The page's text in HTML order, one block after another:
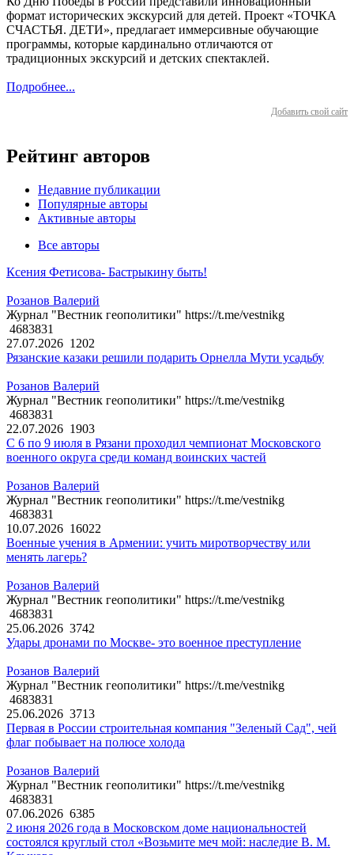
формат исторических экскурсий для детей. Проект «ТОЧКА
СЧАСТЬЯ. ДЕТИ», предлагает иммерсивные обучающие
программы, которые кардинально отличаются от
традиционных экскурсий и детских спектаклей.
Подробнее...
Добавить свой сайт
Рейтинг авторов
Недавние публикации
Популярные авторы
Активные авторы
Все авторы
Ксения Фетисова- Бастрыкину быть!
Розанов Валерий
Журнал "Вестник геополитики" https://t.me/vestnikg
4683831
27.07.2026 1202
Рязанские казаки решили подарить Орнелла Мути усадьбу
Розанов Валерий
Журнал "Вестник геополитики" https://t.me/vestnikg
4683831
22.07.2026 1903
С 6 по 9 июля в Рязани проходил чемпионат Московского
военного округа среди команд воинских частей
Розанов Валерий
Журнал "Вестник геополитики" https://t.me/vestnikg
4683831
10.07.2026 16022
Военные учения в Армении: учить миротворчеству или
менять лагерь?
Розанов Валерий
Журнал "Вестник геополитики" https://t.me/vestnikg
4683831
25.06.2026 3742
Удары дронами по Москве- это военное преступление
Розанов Валерий
Журнал "Вестник геополитики" https://t.me/vestnikg
4683831
25.06.2026 3713
Первая в России строительная компания "Зеленый Сад", чей
флаг побывает на полюсе холода
Розанов Валерий
Журнал "Вестник геополитики" https://t.me/vestnikg
4683831
07.06.2026 6385
2 июня 2026 года в Московском доме национальностей
состоялся круглый стол «Возьмите меч мой: наследие В. М.